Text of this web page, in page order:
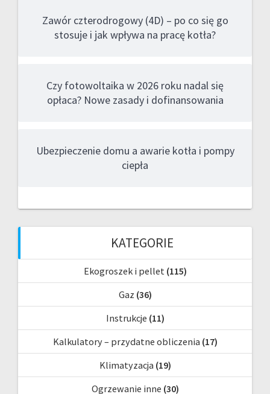
Zawór czterodrogowy (4D) – po co się go
stosuje i jak wpływa na pracę kotła?
Czy fotowoltaika w 2026 roku nadal się
opłaca? Nowe zasady i dofinansowania
Ubezpieczenie domu a awarie kotła i pompy
ciepła
KATEGORIE
Ekogroszek i pellet (115)
Gaz (36)
Instrukcje (11)
Kalkulatory – przydatne obliczenia (17)
Klimatyzacja (19)
Ogrzewanie inne (30)